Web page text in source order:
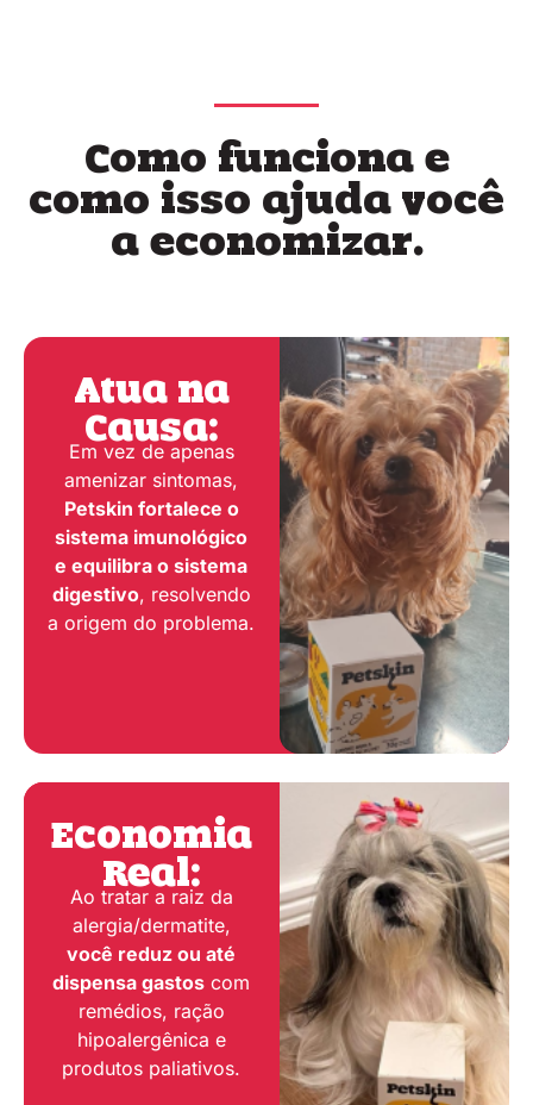
Como funciona e
como isso ajuda você
a economizar.
Atua na
Causa:
Em vez de apenas
amenizar sintomas,
Petskin fortalece o
sistema imunológico
e equilibra o sistema
digestivo, resolvendo
a origem do problema.
Economia
Real:
Ao tratar a raiz da
alergia/dermatite,
você reduz ou até
dispensa gastos com
remédios, ração
hipoalergênica e
produtos paliativos.